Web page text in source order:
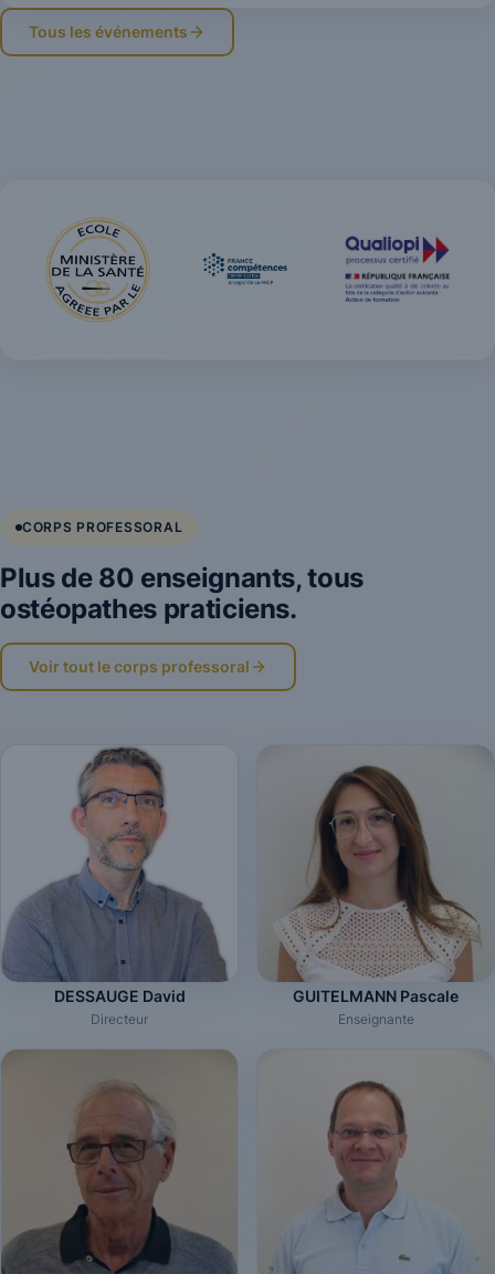
Tous les événements
CORPS PROFESSORAL
Plus de 80 enseignants, tous
ostéopathes praticiens.
Voir tout le corps professoral
DESSAUGE David
Directeur
GUITELMANN Pascale
Enseignante